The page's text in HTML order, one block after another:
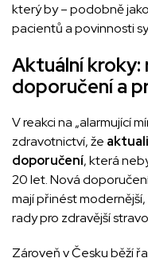
který by – podobně
pacientů a povinnosti
Aktuální kroky:
doporučení a
V reakci na „alarmující
zdravotnictví, že
doporučení, která
20 let. Nová
mají přinést
rady pro zdravější
Zároveň v Česku běží